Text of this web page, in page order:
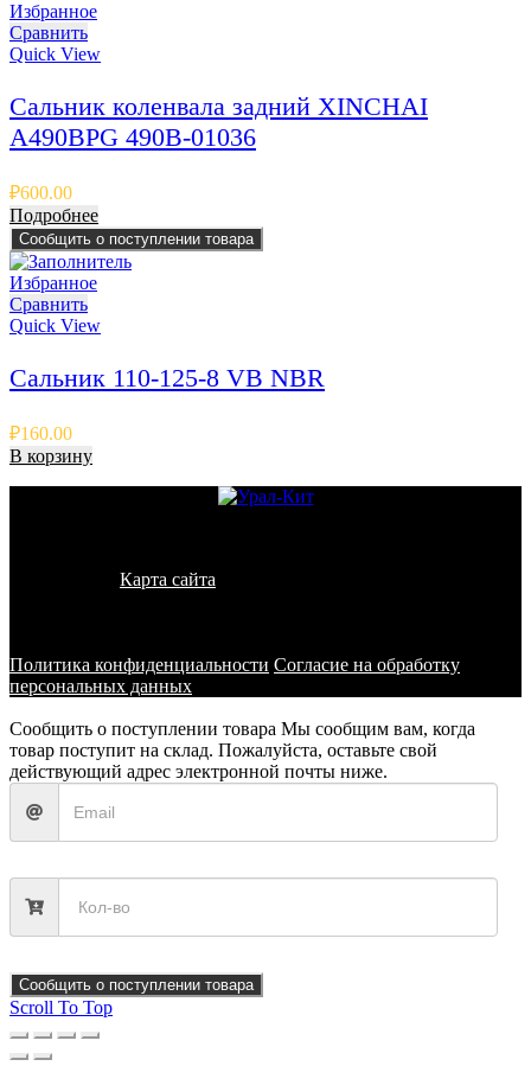
Избранное
Сравнить
Quick View
Сальник коленвала задний XINCHAI
A490BPG 490B-01036
₽600.00
Подробнее
Сообщить о поступлении товара
Избранное
Сравнить
Quick View
Сальник 110-125-8 VB NBR
₽160.00
В корзину
Карта сайта
Политика конфиденциальности Согласие на обработку
персональных данных
Сообщить о поступлении товара Мы сообщим вам, когда
товар поступит на склад. Пожалуйста, оставьте свой
действующий адрес электронной почты ниже.
Сообщить о поступлении товара
Scroll To Top